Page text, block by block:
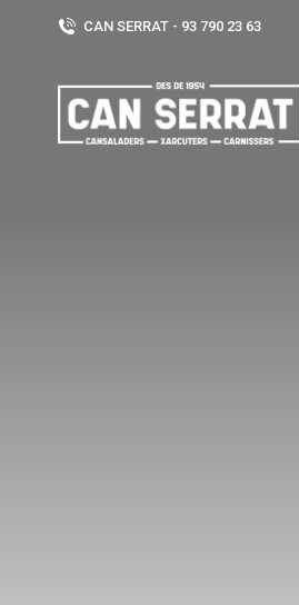
CAN SERRAT - 93 790 23 63